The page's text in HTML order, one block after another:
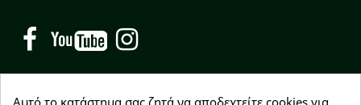
Facebook YouTube
Αυτό το κατάστημα σας ζητά να αποδεχτείτε cookies για